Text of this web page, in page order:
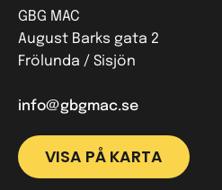
GBG MAC
August Barks gata 2
Frölunda / Sisjön
info@gbgmac.se
VISA PÅ KARTA